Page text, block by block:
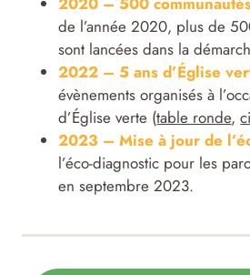
de l’année 2020, plus de
sont lancées dans la
2022 – 5 ans d’Église
évènements organisés à
d’Église verte (table ronde,
2023 – Mise à jour de
l’éco-diagnostic pour les
en septembre 2023.